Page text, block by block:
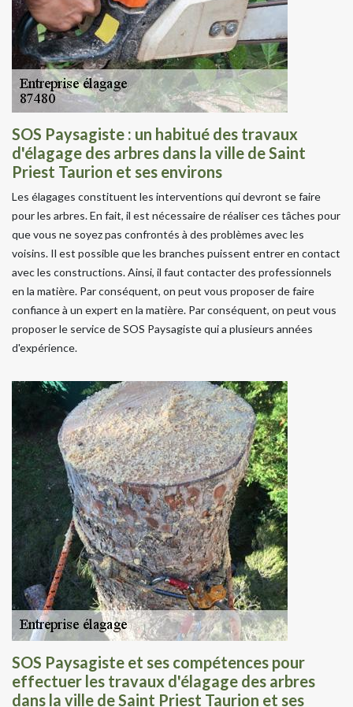
SOS Paysagiste : un habitué des travaux
d'élagage des arbres dans la ville de Saint
Priest Taurion et ses environs
Les élagages constituent les interventions qui devront se faire
pour les arbres. En fait, il est nécessaire de réaliser ces tâches pour
que vous ne soyez pas confrontés à des problèmes avec les
voisins. Il est possible que les branches puissent entrer en contact
avec les constructions. Ainsi, il faut contacter des professionnels
en la matière. Par conséquent, on peut vous proposer de faire
confiance à un expert en la matière. Par conséquent, on peut vous
proposer le service de SOS Paysagiste qui a plusieurs années
d'expérience.
SOS Paysagiste et ses compétences pour
effectuer les travaux d'élagage des arbres
dans la ville de Saint Priest Taurion et ses